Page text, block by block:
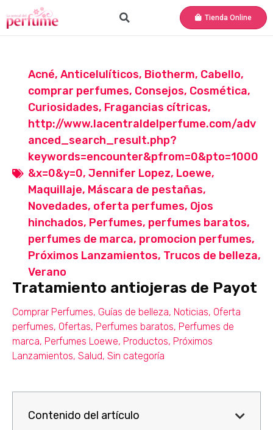
Tienda Online
Acné, Anticelulíticos, Biotherm, Cabello,
comprar perfumes, Consejos, Cosmética,
Curiosidades, Fragancias cítricas,
http://www.lacentraldelperfume.com/adv
anced_search_result.php?
keywords=encounter&pfrom=0&pto=1000
&x=0&y=0, Jennifer Lopez, Loewe,
Maquillaje, Máscara de pestañas,
Novedades, oferta perfumes, Ojos
hinchados, Perfumes, perfumes baratos,
perfumes de marca, promocion perfumes,
Próximos Lanzamientos, Trucos de belleza,
Verano
Tratamiento antiojeras de Payot
Comprar Perfumes, Guías de belleza, Noticias, Oferta
perfumes, Ofertas, Perfumes baratos, Perfumes de
marca, Perfumes Loewe, Productos, Próximos
Lanzamientos, Salud, Sin categoría
Contenido del artículo